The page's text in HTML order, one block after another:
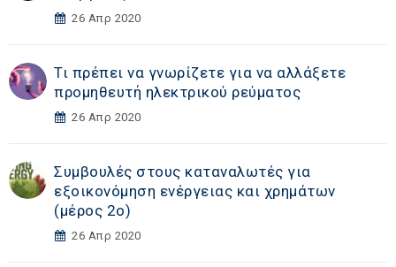
26 Απρ 2020
Τι πρέπει να γνωρίζετε για να αλλάξετε
προμηθευτή ηλεκτρικού ρεύματος
26 Απρ 2020
Συμβουλές στους καταναλωτές για
εξοικονόμηση ενέργειας και χρημάτων
(μέρος 2ο)
26 Απρ 2020